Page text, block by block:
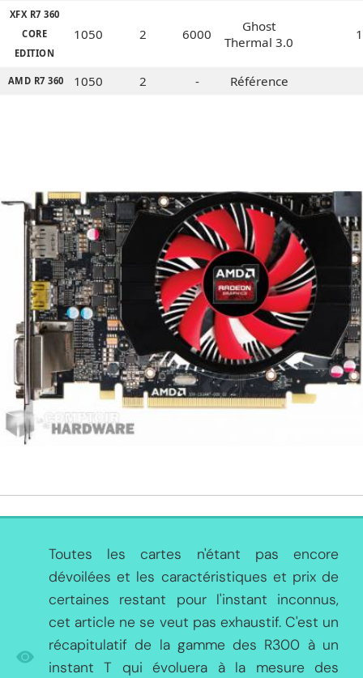
XFX R7 360
CORE
EDITION
1050 2 6000
Ghost
Thermal 3.0
AMD R7 360 1050 2 - Référence
Toutes les cartes n'étant pas encore
dévoilées et les caractéristiques et prix de
certaines restant pour l'instant inconnus,
cet article ne se veut pas exhaustif. C'est un
récapitulatif de la gamme des R300 à un
instant T qui évoluera à la mesure des